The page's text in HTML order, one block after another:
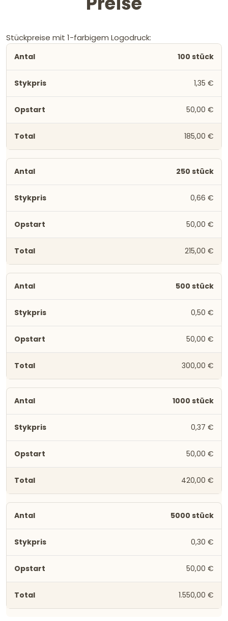
Stückpreise mit 1-farbigem Logodruck:
100 stück
1,35 €
50,00 €
185,00 €
250 stück
0,66 €
50,00 €
215,00 €
500 stück
0,50 €
50,00 €
300,00 €
1000 stück
0,37 €
50,00 €
420,00 €
5000 stück
0,30 €
50,00 €
1.550,00 €